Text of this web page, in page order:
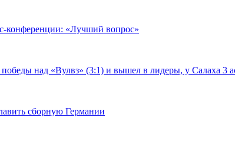
конференции: «Лучший вопрос»
над «Вулвз» (3:1) и вышел в лидеры, у Салаха 3
сборную Германии